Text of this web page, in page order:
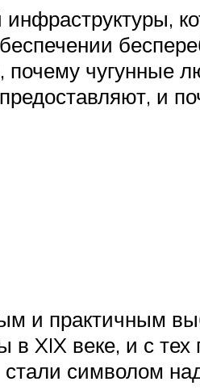
чугунные
и
и практичным
XIX веке, и с тех
символом